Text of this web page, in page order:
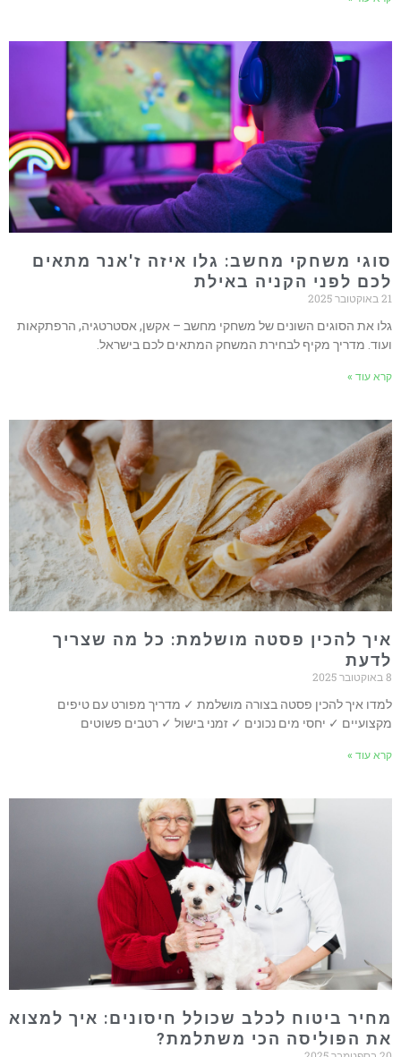
משחקי מחשב: גלו איזה ז'אנר מתאים
לפני הקניה באילת
את הסוגים השונים של משחקי מחשב – אקשן, אסטרטגיה, הרפתקאות
מדריך מקיף לבחירת המשחק המתאים לכם בישראל.
עוד »
להכין פסטה מושלמת: כל מה שצריך
איך להכין פסטה בצורה מושלמת ✓ מדריך מפורט עם טיפים
✓ יחסי מים נכונים ✓ זמני בישול ✓ רטבים פשוטים
עוד »
ביטוח לכלב שכולל חיסונים: איך למצוא
הפוליסה הכי משתלמת?